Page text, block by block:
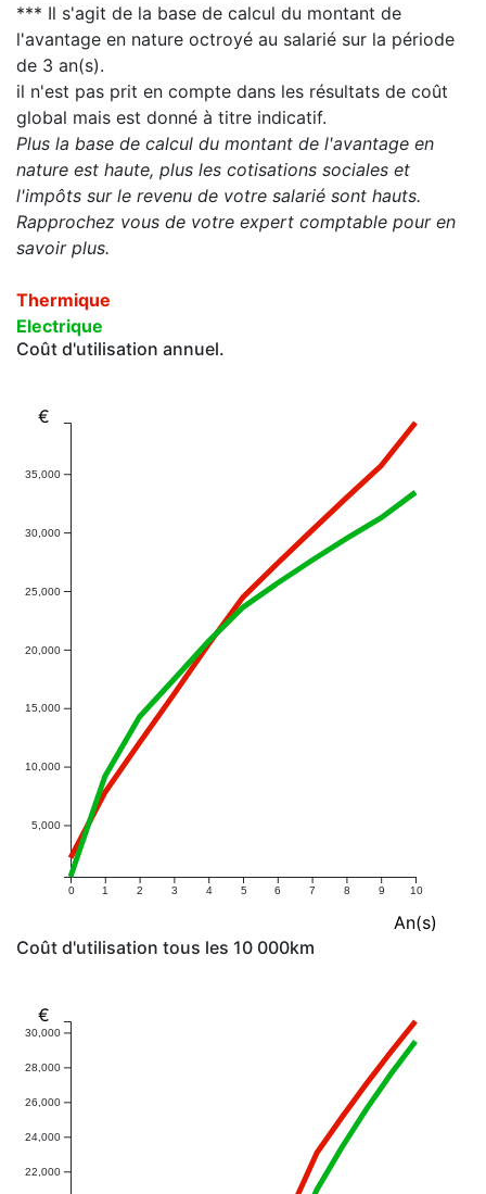
*** Il s'agit de la base de calcul du montant de
l'avantage en nature octroyé au salarié sur la période
de 3 an(s).
il n'est pas prit en compte dans les résultats de coût
global mais est donné à titre indicatif.
Plus la base de calcul du montant de l'avantage en
nature est haute, plus les cotisations sociales et
l'impôts sur le revenu de votre salarié sont hauts.
Rapprochez vous de votre expert comptable pour en
savoir plus.
Thermique
Electrique
Coût d'utilisation annuel.
0 1 2 3 4 5 6 7 8 9 10
5,000
10,000
15,000
20,000
25,000
30,000
35,000
An(s)
€
Coût d'utilisation tous les 10 000km
22,000
24,000
26,000
28,000
30,000
€